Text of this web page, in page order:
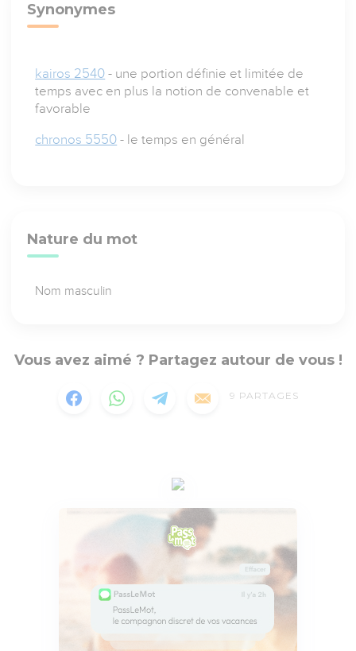
Synonymes
kairos 2540 - une portion définie et limitée de
temps avec en plus la notion de convenable et
favorable
chronos 5550 - le temps en général
Nature du mot
Nom masculin
Vous avez aimé ? Partagez autour de vous !
9 PARTAGES